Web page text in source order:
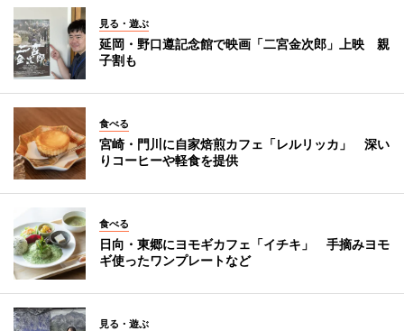
見る・遊ぶ
延岡・野口遵記念館で映画「二宮金次郎」上映 親
子割も
食べる
宮崎・門川に自家焙煎カフェ「レルリッカ」 深い
りコーヒーや軽食を提供
食べる
日向・東郷にヨモギカフェ「イチキ」 手摘みヨモ
ギ使ったワンプレートなど
見る・遊ぶ